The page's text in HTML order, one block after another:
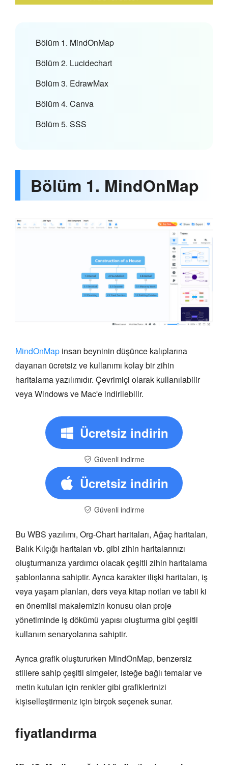
Bölüm 1. MindOnMap
Bölüm 2. Lucidechart
Bölüm 3. EdrawMax
Bölüm 4. Canva
Bölüm 5. SSS
Bölüm 1. MindOnMap
MindOnMap insan beyninin düşünce kalıplarına
dayanan ücretsiz ve kullanımı kolay bir zihin
haritalama yazılımıdır. Çevrimiçi olarak kullanılabilir
veya Windows ve Mac'e indirilebilir.
Ücretsiz indirin
Güvenli indirme
Ücretsiz indirin
Güvenli indirme
Bu WBS yazılımı, Org-Chart haritaları, Ağaç haritaları,
Balık Kılçığı haritaları vb. gibi zihin haritalarınızı
oluşturmanıza yardımcı olacak çeşitli zihin haritalama
şablonlarına sahiptir. Ayrıca karakter ilişki haritaları, iş
veya yaşam planları, ders veya kitap notları ve tabii ki
en önemlisi makalemizin konusu olan proje
yönetiminde iş dökümü yapısı oluşturma gibi çeşitli
kullanım senaryolarına sahiptir.
Ayrıca grafik oluştururken MindOnMap, benzersiz
stillere sahip çeşitli simgeler, isteğe bağlı temalar ve
metin kutuları için renkler gibi grafiklerinizi
kişiselleştirmeniz için birçok seçenek sunar.
fiyatlandırma